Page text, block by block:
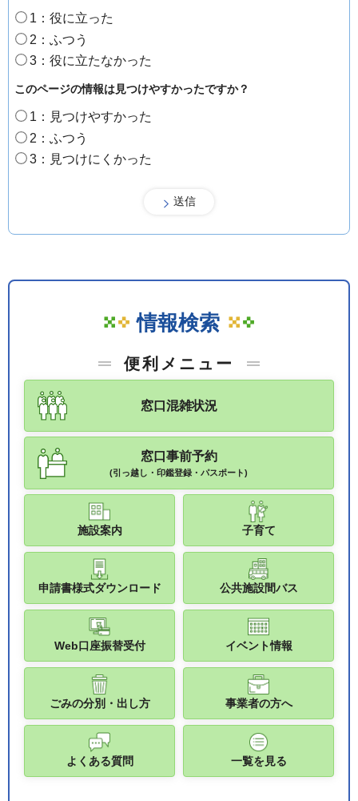
1：役に立った
2：ふつう
3：役に立たなかった
このページの情報は見つけやすかったですか？
1：見つけやすかった
2：ふつう
3：見つけにくかった
情報検索
便利メニュー
窓口混雑状況
窓口事前予約
(引っ越し・印鑑登録・パスポート)
施設案内 子育て
申請書様式ダウンロード 公共施設間バス
Web口座振替受付 イベント情報
ごみの分別・出し方 事業者の方へ
よくある質問 一覧を見る